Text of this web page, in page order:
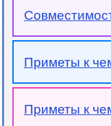
Приметы к
Приметы к